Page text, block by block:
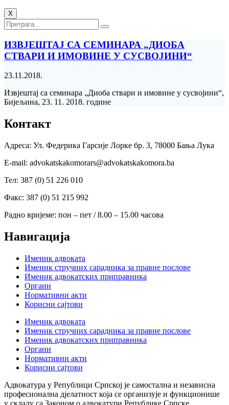
X
ИЗВЈЕШТАЈ СА СЕМИНАРА „ДИОБА
СТВАРИ И ИМОВИНЕ У СУСВОЈИНИ“
23.11.2018.
Извјештај са семинара „Диоба ствари и имовине у сусвојини“,
Бијељина, 23. 11. 2018. године
Контакт
Адреса: Ул. Федерика Гарсије Лорке бр. 3, 78000 Бања Лука
Е-mail: advokatskakomorars@advokatskakomora.ba
Тел: 387 (0) 51 226 010
Факс: 387 (0) 51 215 992
Радно вријеме: пон – пет / 8.00 – 15.00 часова
Навигација
Именик адвоката
Именик стручних сарадника за правне послове
Именик адвокатских приправника
Органи
Нормативни акти
Корисни сајтови
Именик адвоката
Именик стручних сарадника за правне послове
Именик адвокатских приправника
Органи
Нормативни акти
Корисни сајтови
Адвокатура у Републици Српској је самостална и независна
професионална дјелатност која се организује и функционише
у складу са Законом о адвокатури Републике Српске